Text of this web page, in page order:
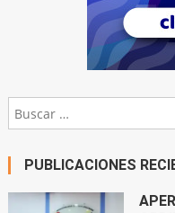
PUBLICACIONES